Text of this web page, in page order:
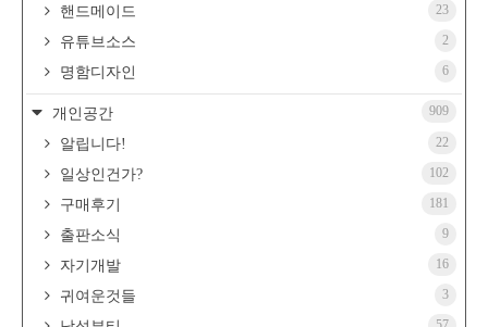
핸드메이드 23
유튜브소스 2
명함디자인 6
개인공간 909
알립니다! 22
일상인건가? 102
구매후기 181
출판소식 9
자기개발 16
귀여운것들 3